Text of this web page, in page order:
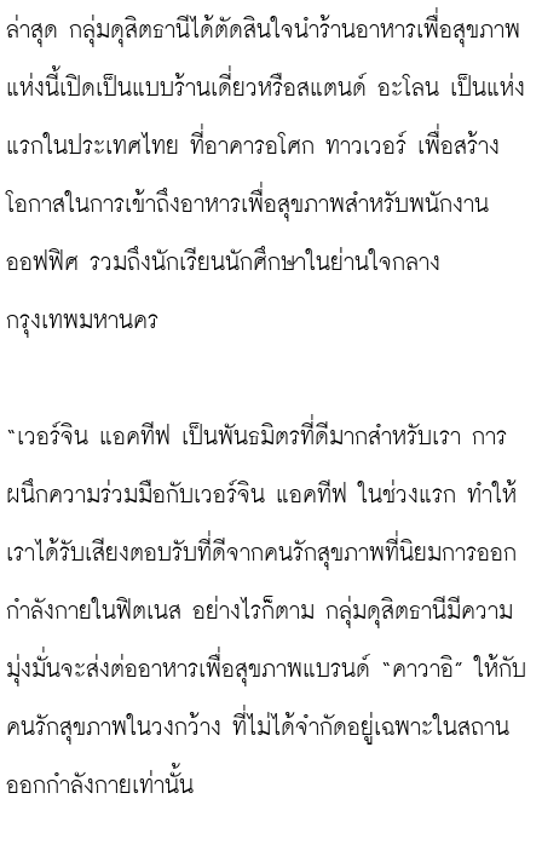
ล่าสุด กลุ่มดุสิตธานีได้ตัดสินใจนำร้านอาหารเพื่อสุขภาพ
แห่งนี้เปิดเป็นแบบร้านเดี่ยวหรือสแตนด์ อะโลน เป็นแห่ง
แรกในประเทศไทย ที่อาคารอโศก ทาวเวอร์ เพื่อสร้าง
โอกาสในการเข้าถึงอาหารเพื่อสุขภาพสำหรับพนักงาน
ออฟฟิศ รวมถึงนักเรียนนักศึกษาในย่านใจกลาง
กรุงเทพมหานคร
“เวอร์จิน แอคทีฟ เป็นพันธมิตรที่ดีมากสำหรับเรา การ
ผนึกความร่วมมือกับเวอร์จิน แอคทีฟ ในช่วงแรก ทำให้
เราได้รับเสียงตอบรับที่ดีจากคนรักสุขภาพที่นิยมการออก
กำลังกายในฟิตเนส อย่างไรก็ตาม กลุ่มดุสิตธานีมีความ
มุ่งมั่นจะส่งต่ออาหารเพื่อสุขภาพแบรนด์ “คาวาอิ” ให้กับ
คนรักสุขภาพในวงกว้าง ที่ไม่ได้จำกัดอยู่เฉพาะในสถาน
ออกกำลังกายเท่านั้น